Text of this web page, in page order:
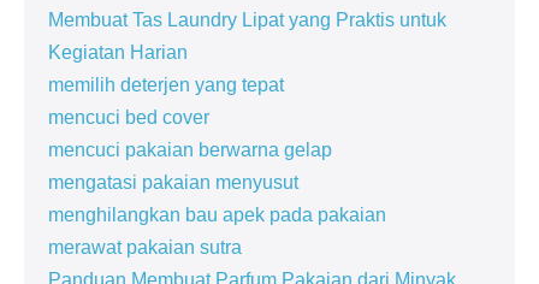
Membuat Tas Laundry Lipat yang Praktis untuk
Kegiatan Harian
memilih deterjen yang tepat
mencuci bed cover
mencuci pakaian berwarna gelap
mengatasi pakaian menyusut
menghilangkan bau apek pada pakaian
merawat pakaian sutra